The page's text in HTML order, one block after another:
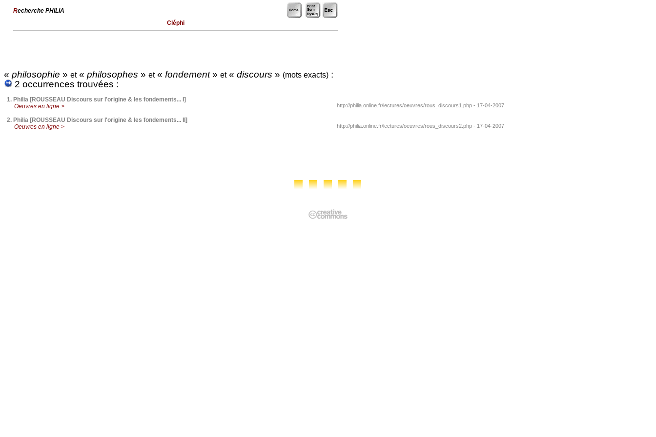
Recherche PHILIA
Cléphi
« philosophie » et« philosophes » et« fondement» et« discours » (mots exacts) :
2 occurrences trouvées :
1. Philia [ROUSSEAU Discours sur l'origine & les fondements... I]
Oeuvres en ligne >
http://philia.online.fr/lectures/oeuvres/rous_discours1.php - 17-04-2007
2. Philia [ROUSSEAU Discours sur l'origine & les fondements... II]
Oeuvres en ligne >
http://philia.online.fr/lectures/oeuvres/rous_discours2.php - 17-04-2007